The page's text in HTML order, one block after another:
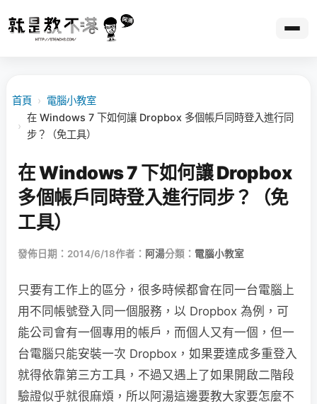
首頁 › 電腦小教室
›
在 Windows 7 下如何讓 Dropbox 多個帳戶同時登入進行同
步？（免工具）
在 Windows 7 下如何讓 Dropbox
多個帳戶同時登入進行同步？（免
工具）
發佈日期：2014/6/18作者： 阿湯分類： 電腦小教室
只要有工作上的區分，很多時候都會在同一台電腦上
用不同帳號登入同一個服務，以 Dropbox 為例，可
能公司會有一個專用的帳戶，而個人又有一個，但一
台電腦只能安裝一次 Dropbox，如果要達成多重登入
就得依靠第三方工具，不過又遇上了如果開啟二階段
驗證似乎就很麻煩，所以阿湯這邊要教大家要怎麼不